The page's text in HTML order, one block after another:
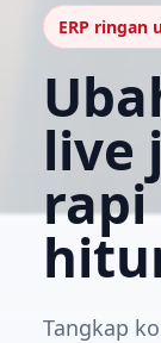
ERP ringan
live
rapi
Tangkap